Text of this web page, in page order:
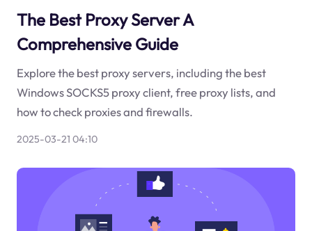
The Best Proxy Server A
Comprehensive Guide
Explore the best proxy servers, including the best
Windows SOCKS5 proxy client, free proxy lists, and
how to check proxies and firewalls.
2025-03-21 04:10